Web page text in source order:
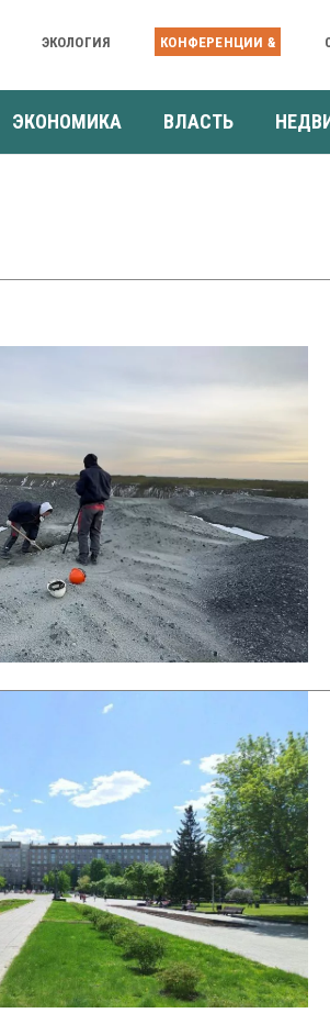
ЭКОЛОГИЯ КОНФЕРЕНЦИИ &
ЭКОНОМИКА ВЛАСТЬ